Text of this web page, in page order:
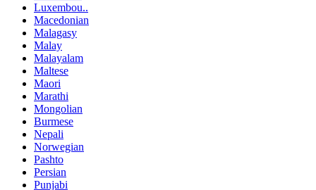
Luxembou..
Macedonian
Malagasy
Malay
Malayalam
Maltese
Maori
Marathi
Mongolian
Burmese
Nepali
Norwegian
Pashto
Persian
Punjabi